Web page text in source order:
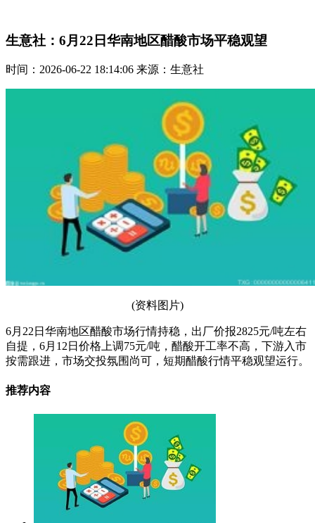
生意社：6月22日华南地区醋酸市场平稳观望
时间：2026-06-22 18:14:06 来源：生意社
(资料图片)
6月22日华南地区醋酸市场行情持稳，出厂价报2825元/吨左右
自提，6月12日价格上调75元/吨，醋酸开工率不高，下游入市
按需跟进，市场交投氛围尚可，短期醋酸行情平稳观望运行。
推荐内容